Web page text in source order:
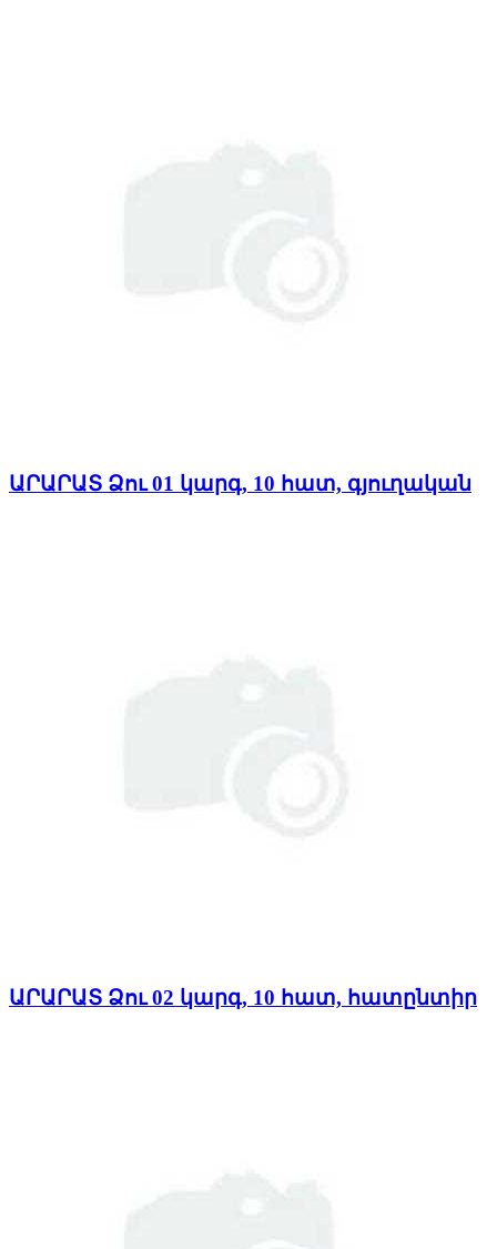
ԱՐԱՐԱՏ Ձու 01 կարգ, 10 հատ, գյուղական
ԱՐԱՐԱՏ Ձու 02 կարգ, 10 հատ, հատընտիր